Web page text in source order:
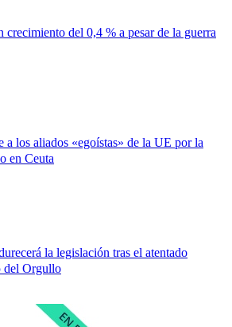
crecimiento del 0,4 % a pesar de la guerra
a los aliados «egoístas» de la UE por la
en Ceuta
la legislación tras el atentado
del Orgullo